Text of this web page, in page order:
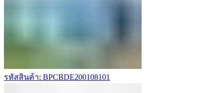
รหัสสินค้า: BPCBDE200108101